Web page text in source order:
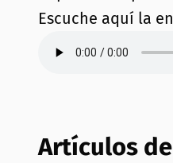
Escuche aquí la
Artículos